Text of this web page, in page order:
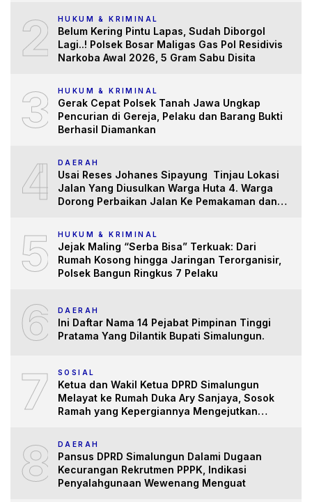
2 HUKUM & KRIMINAL
Belum Kering Pintu Lapas, Sudah Diborgol
Lagi..! Polsek Bosar Maligas Gas Pol Residivis
Narkoba Awal 2026, 5 Gram Sabu Disita
3 HUKUM & KRIMINAL
Gerak Cepat Polsek Tanah Jawa Ungkap
Pencurian di Gereja, Pelaku dan Barang Bukti
Berhasil Diamankan
4 DAERAH
Usai Reses Johanes Sipayung Tinjau Lokasi
Jalan Yang Diusulkan Warga Huta 4. Warga
Dorong Perbaikan Jalan Ke Pemakaman dan
5 HUKUM & KRIMINAL
Jejak Maling “Serba Bisa” Terkuak: Dari
Rumah Kosong hingga Jaringan Terorganisir,
Polsek Bangun Ringkus 7 Pelaku
6 DAERAH
Ini Daftar Nama 14 Pejabat Pimpinan Tinggi
Pratama Yang Dilantik Bupati Simalungun.
7 SOSIAL
Ketua dan Wakil Ketua DPRD Simalungun
Melayat ke Rumah Duka Ary Sanjaya, Sosok
Ramah yang Kepergiannya Mengejutkan
8 DAERAH
Pansus DPRD Simalungun Dalami Dugaan
Kecurangan Rekrutmen PPPK, Indikasi
Penyalahgunaan Wewenang Menguat